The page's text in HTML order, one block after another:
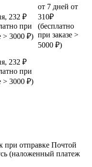
232 ₽
при
> 3000 ₽)
от 7 дней от
310₽
(бесплатно
при заказе >
5000 ₽)
232 ₽
при
> 3000 ₽)
при отправке Почтой
(наложенный платеж